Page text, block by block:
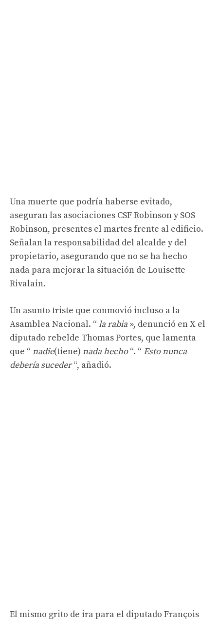
Una muerte que podría haberse evitado,
aseguran las asociaciones CSF Robinson y SOS
Robinson, presentes el martes frente al edificio.
Señalan la responsabilidad del alcalde y del
propietario, asegurando que no se ha hecho
nada para mejorar la situación de Louisette
Rivalain.
Un asunto triste que conmovió incluso a la
Asamblea Nacional. “ la rabia », denunció en X el
diputado rebelde Thomas Portes, que lamenta
que “ nadie(tiene) nada hecho“. “ Esto nunca
debería suceder“, añadió.
El mismo grito de ira para el diputado François